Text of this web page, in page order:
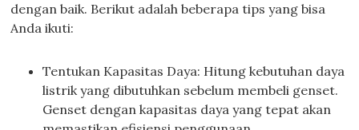
dengan baik. Berikut adalah beberapa tips yang bisa
Anda ikuti:
Tentukan Kapasitas Daya: Hitung kebutuhan daya
listrik yang dibutuhkan sebelum membeli genset.
Genset dengan kapasitas daya yang tepat akan